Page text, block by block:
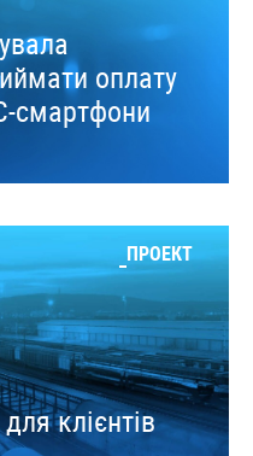
оплату
смартфони
ПРОЕКТ
клієнтів